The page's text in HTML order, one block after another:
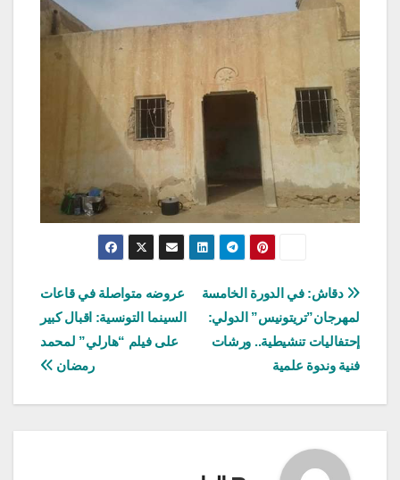
تصفّح
المقالات
عروضه متواصلة في قاعات
السينما التونسية: اقبال كبير
على فيلم “هارلي” لمحمد
رمضان
دقاش: في الدورة الخامسة
لمهرجان”تريتونيس” الدولي:
إحتفاليات تنشيطية.. ورشات
فنية وندوة علمية